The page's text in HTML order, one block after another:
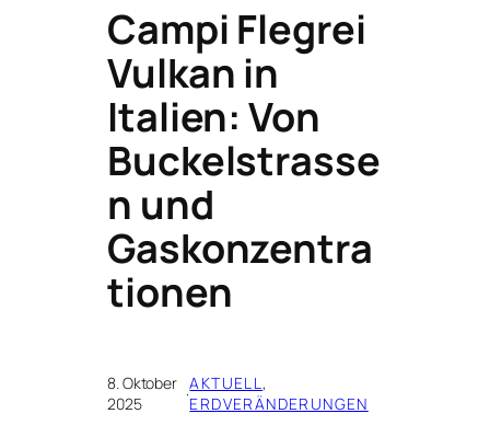
Campi Flegrei
Vulkan in
Italien: Von
Buckelstrasse
n und
Gaskonzentra
tionen
8. Oktober
2025
·AKTUELL
ERDVERÄNDERUNGEN